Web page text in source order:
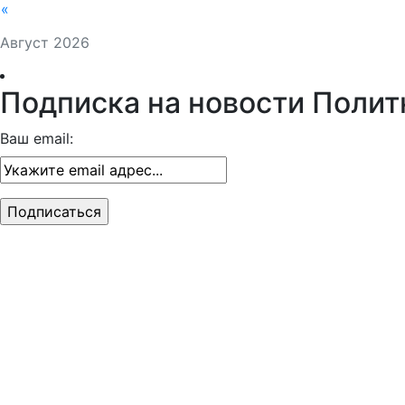
Август 2026
«
Подписка на новости
Ваш email: